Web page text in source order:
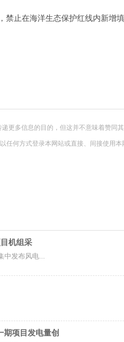
止在海洋生态保护红线内新增
更多信息的目的，但这并不意味着赞同
何方式登录本网站或直接、间接使用本
机组采
发布风电...
期项目发电量创